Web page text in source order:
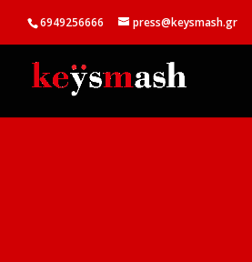
6949256666 press@keysmash.gr